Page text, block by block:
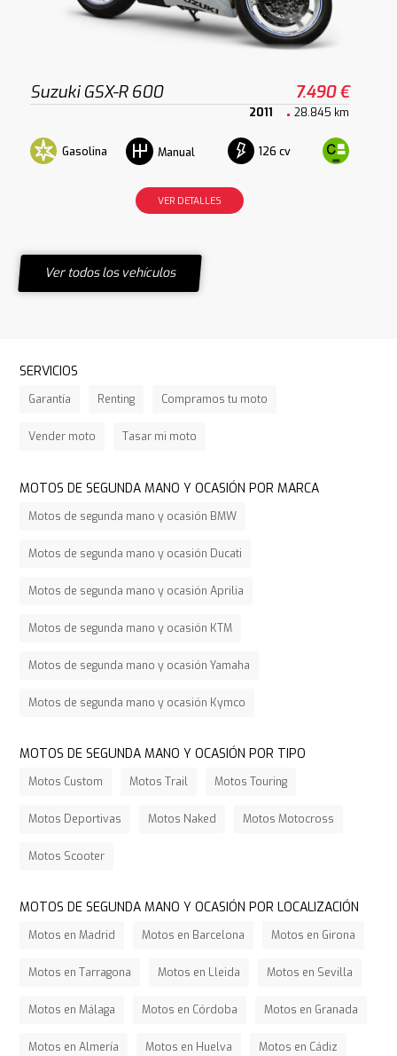
Suzuki GSX-R 600 7.490 €
2011 28.845 km
Gasolina Manual 126 cv
VER DETALLES
Ver todos los vehículos
SERVICIOS
Garantía Renting Compramos tu moto
Vender moto Tasar mi moto
MOTOS DE SEGUNDA MANO Y OCASIÓN POR MARCA
Motos de segunda mano y ocasión BMW
Motos de segunda mano y ocasión Ducati
Motos de segunda mano y ocasión Aprilia
Motos de segunda mano y ocasión KTM
Motos de segunda mano y ocasión Yamaha
Motos de segunda mano y ocasión Kymco
MOTOS DE SEGUNDA MANO Y OCASIÓN POR TIPO
Motos Custom Motos Trail Motos Touring
Motos Deportivas Motos Naked Motos Motocross
Motos Scooter
MOTOS DE SEGUNDA MANO Y OCASIÓN POR LOCALIZACIÓN
Motos en Madrid Motos en Barcelona Motos en Girona
Motos en Tarragona Motos en Lleida Motos en Sevilla
Motos en Málaga Motos en Córdoba Motos en Granada
Motos en Almería Motos en Huelva Motos en Cádiz